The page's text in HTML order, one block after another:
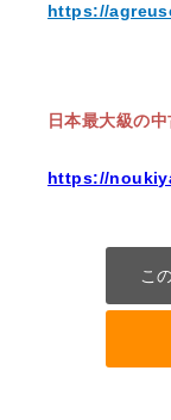
https://
日本最大級の
https://
こ